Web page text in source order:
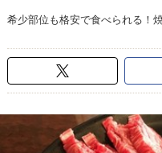
希少部位も格安で食べられる！